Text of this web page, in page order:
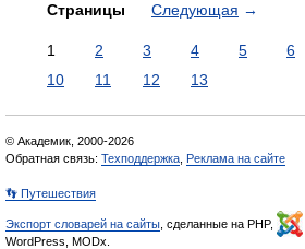
Страницы Следующая →
1 2 3 4 5 6
10
11 12 13
© Академик, 2000-2026
Обратная связь: Техподдержка Реклама на сайте
👣 Путешествия
Экспорт словарей на сайты , сделанные на PHP,
WordPress, MODx.